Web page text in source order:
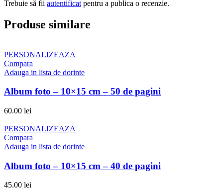
Trebuie să fii autentificat pentru a publica o recenzie.
Produse similare
PERSONALIZEAZA
Compara
Adauga in lista de dorinte
Album foto – 10×15 cm – 50 de pagini
60.00 lei
PERSONALIZEAZA
Compara
Adauga in lista de dorinte
Album foto – 10×15 cm – 40 de pagini
45.00 lei